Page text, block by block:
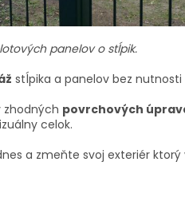
panelov o stĺpik.
stĺpika a panelov bez
zhodných povrchových
celok.
a zmeňte svoj exteriér